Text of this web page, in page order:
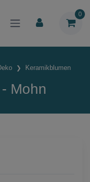
0
Keramikblumen
Mohn